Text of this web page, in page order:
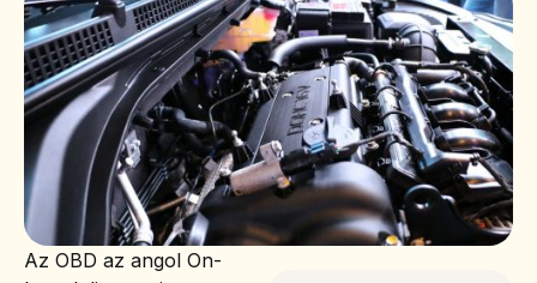
Az OBD az angol On-